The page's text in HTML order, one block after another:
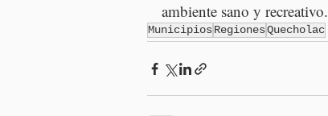
ambiente sano y recreativo.
MunicipiosRegionesQuecholac